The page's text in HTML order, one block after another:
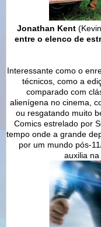
Jonathan Kent
entre o elenco de
Interessante como o
técnicos, como a
comparado com
alienígena no cinema,
ou resgatando muito
Comics estrelado por
tempo onde a grande
por um mundo pós-
auxilia na